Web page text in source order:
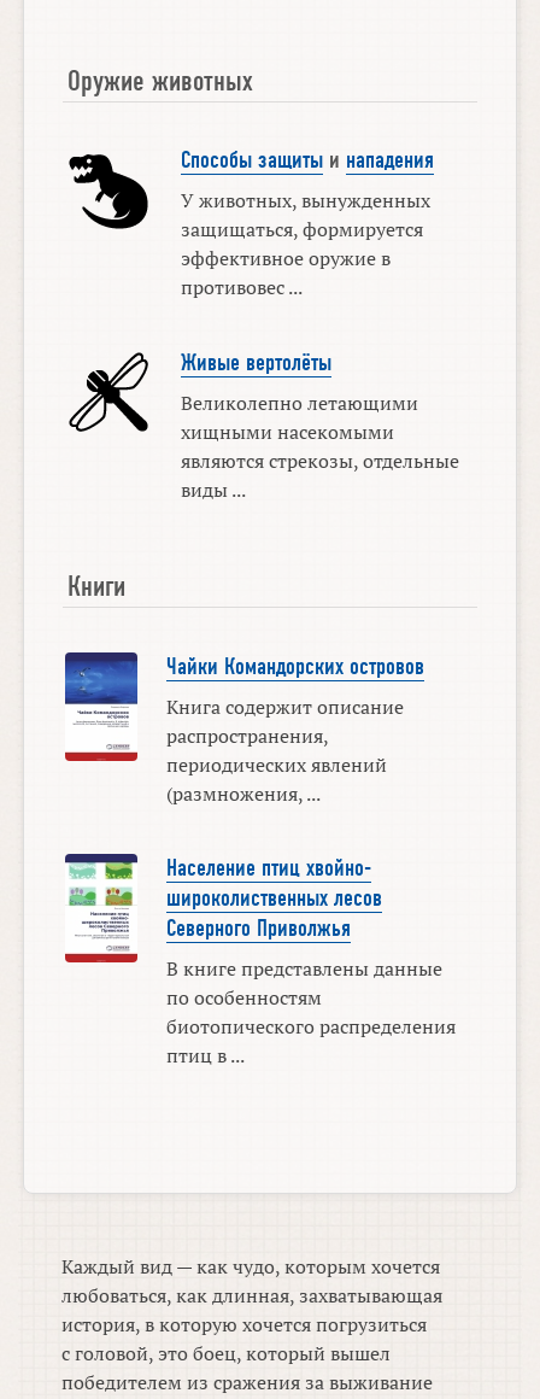
Оружие животных
Способы защитыи нападения
У животных, вынужденных
защищаться, формируется
эффективное оружие в
противовес ...
Живые вертолёты
Великолепно летающими
хищными насекомыми
являются стрекозы, отдельные
виды ...
Книги
Чайки Командорских островов
Книга содержит описание
распространения,
периодических явлений
(размножения, ...
Население птиц хвойно-
широколиственных лесов
Северного Приволжья
В книге представлены данные
по особенностям
биотопического распределения
птиц в ...
Каждый вид — как чудо, которым хочется
любоваться, как длинная, захватывающая
история, в которую хочется погрузиться
с головой, это боец, который вышел
победителем из сражения за выживание